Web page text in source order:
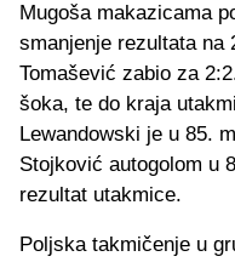
Mugoša makazicama
smanjenje rezultata na
Tomašević zabio za
šoka, te do kraja
Lewandowski je u 85.
Stojković autogolom u
rezultat utakmice.
Poljska takmičenje u